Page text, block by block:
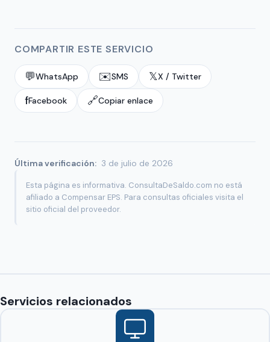
COMPARTIR ESTE SERVICIO
💬WhatsApp ✉️SMS 𝕏X / Twitter
fFacebook 🔗Copiar enlace
Última verificación: 3 de julio de 2026
Esta página es informativa. ConsultaDeSaldo.com no está
afiliado a Compensar EPS. Para consultas oficiales visita el
sitio oficial del proveedor.
Servicios relacionados